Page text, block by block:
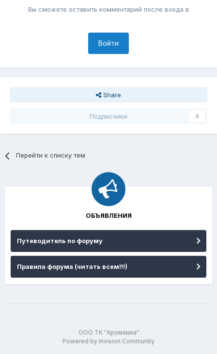
Вы сможете оставить комментарий после входа в
Войти
Share
Подписчики 0
Перейти к списку тем
ОБЪЯВЛЕНИЯ
Путеводитель по форуму
Правила форума (читать всем!!!)
ООО ТК "Аромашка"
Powered by Invision Community